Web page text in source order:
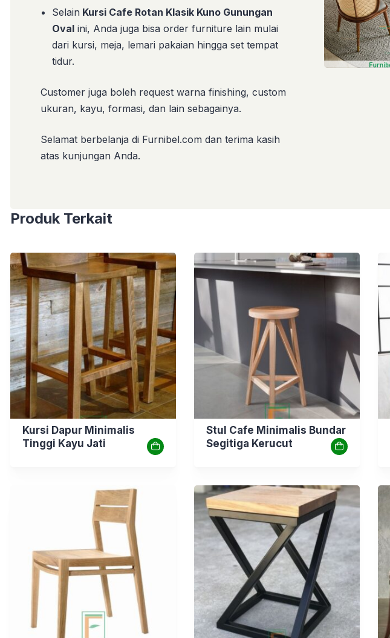
Selain Kursi Cafe Rotan Klasik Kuno Gunungan
Oval ini, Anda juga bisa order furniture lain mulai
dari kursi, meja, lemari pakaian hingga set tempat
tidur.
Customer juga boleh request warna finishing, custom
ukuran, kayu, formasi, dan lain sebagainya.
Selamat berbelanja di Furnibel.com dan terima kasih
atas kunjungan Anda.
Produk Terkait
Kursi Dapur Minimalis
Tinggi Kayu Jati
Stul Cafe Minimalis Bundar
Segitiga Kerucut